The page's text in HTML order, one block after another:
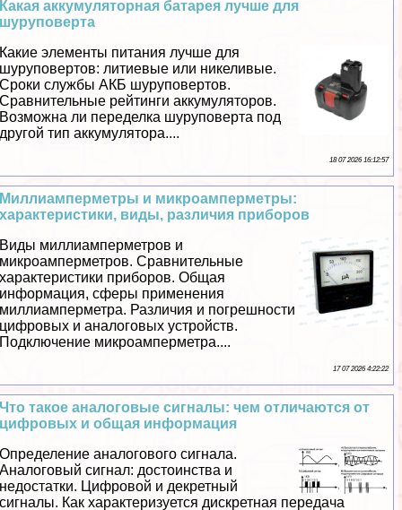
Какая аккумуляторная батарея лучше для
шуруповерта
Какие элементы питания лучше для
шуруповертов: литиевые или никеливые.
Сроки службы АКБ шуруповертов.
Сравнительные рейтинги аккумуляторов.
Возможна ли переделка шуруповерта под
другой тип аккумулятора....
18 07 2026 16:12:57
Миллиамперметры и микроамперметры:
хаpaктеристики, виды, различия приборов
Виды миллиамперметров и
микроамперметров. Сравнительные
хаpaктеристики приборов. Общая
информация, сферы применения
миллиамперметра. Различия и погрешности
цифровых и аналоговых устройств.
Подключение микроамперметра....
17 07 2026 4:22:22
Что такое аналоговые сигналы: чем отличаются от
цифровых и общая информация
Определение аналогового сигнала.
Аналоговый сигнал: достоинства и
недостатки. Цифровой и декретный
сигналы. Как хаpaктеризуется дискретная передача